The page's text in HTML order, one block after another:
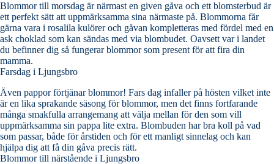
Blommor till morsdag är närmast en given gåva och ett blomsterbud är
ett perfekt sätt att uppmärksamma sina närmaste på. Blommorna får
gärna vara i rosalila kulörer och gåvan kompletteras med fördel med en
ask choklad som kan sändas med via blombudet. Oavsett var i landet
du befinner dig så fungerar blommor som present för att fira din
mamma.
Farsdag i Ljungsbro
Även pappor förtjänar blommor! Fars dag infaller på hösten vilket inte
är en lika sprakande säsong för blommor, men det finns fortfarande
många smakfulla arrangemang att välja mellan för den som vill
uppmärksamma sin pappa lite extra. Blombuden har bra koll på vad
som passar, både för årstiden och för ett manligt sinnelag och kan
hjälpa dig att få din gåva precis rätt.
Blommor till närstående i Ljungsbro